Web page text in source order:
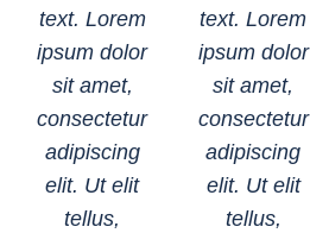
text. Lorem
ipsum dolor
sit amet,
consectetur
adipiscing
elit. Ut elit
tellus,
text. Lorem
ipsum dolor
sit amet,
consectetur
adipiscing
elit. Ut elit
tellus,